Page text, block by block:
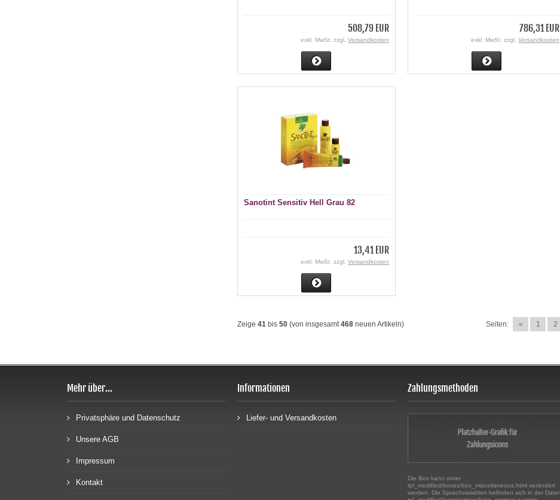
508,79 EUR
exkl. MwSt. zzgl. Versandkosten
786,31 EUR
exkl. MwSt. zzgl. Versandkosten
Sanotint Sensitiv Hell Grau 82
13,41 EUR
exkl. MwSt. zzgl. Versandkosten
Zeige 41 bis 50 (von insgesamt468 neuen Artikeln) Seiten: « 1 2
Mehr über...
Privatsphäre und Datenschutz
Unsere AGB
Impressum
Kontakt
Informationen
Liefer- und Versandkosten
Zahlungsmethoden
Die Box kann unter
tpl_modified/boxes/box_miscellaneous.html verändert
werden. Die Sprachvariablen befinden sich in der Datei